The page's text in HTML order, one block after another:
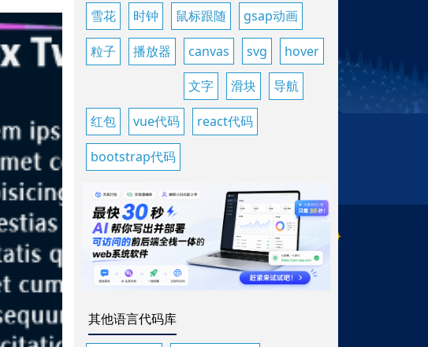
雪花 时钟 鼠标跟随 gsap动画
粒子 播放器 canvas svg
hover
文字
滑块 导航
红包 vue代码 react代码
bootstrap代码
其他语言代码库